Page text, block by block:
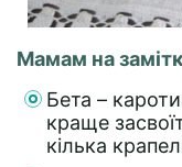
Мамам на
Бета –
краще
кілька